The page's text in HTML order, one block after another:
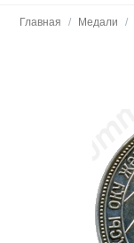
Главная / Медали /